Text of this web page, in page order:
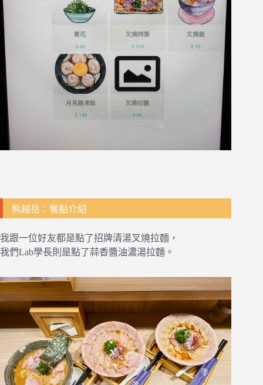
熊越岳：餐點介紹
我跟一位好友都是點了招牌清湯叉燒拉麵，
我們Lab學長則是點了蒜香醬油濃湯拉麵。